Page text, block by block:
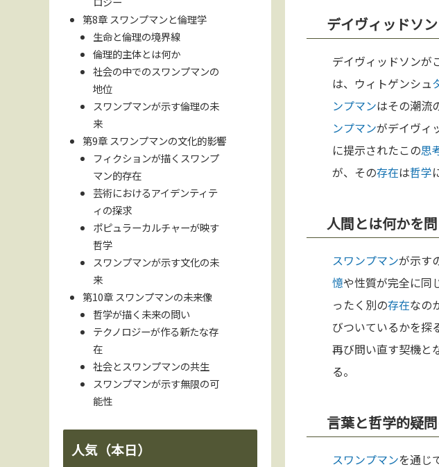
デイヴィッドソ
デイヴィッドソンが
は、ウィトゲンシュ
ンプマンはその潮流
ンプマンがデイヴィ
に提示されたこの思
が、その存在は哲学
人間とは何かを
スワンプマンが示す
憶や性質が完全に同
ったく別の存在なの
びついているかを探
再び問い直す契機と
る。
言葉と哲学的疑
スワンプマンを通じ
第8章 スワンプマンと倫理学
生命と倫理の境界線
倫理的主体とは何か
社会の中でのスワンプマンの
地位
スワンプマンが示す倫理の未
来
第9章 スワンプマンの文化的影響
フィクションが描くスワンプ
マン的存在
芸術におけるアイデンティテ
ィの探求
ポピュラーカルチャーが映す
哲学
スワンプマンが示す文化の未
来
第10章 スワンプマンの未来像
哲学が描く未来の問い
テクノロジーが作る新たな存
在
社会とスワンプマンの共生
スワンプマンが示す無限の可
能性
人気（本日）